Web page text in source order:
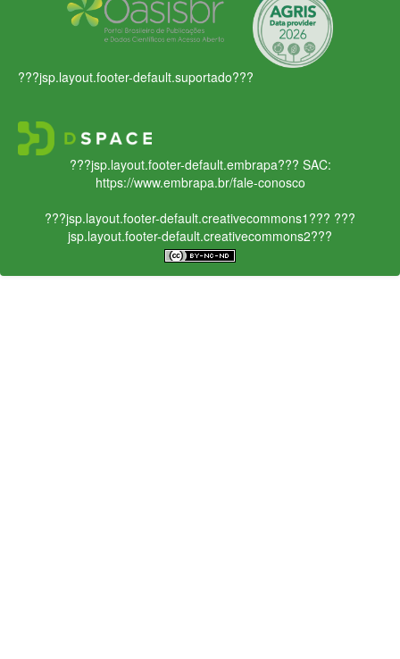
???jsp.layout.footer-default.suportado???
???jsp.layout.footer-default.embrapa??? SAC:
https://www.embrapa.br/fale-conosco
???jsp.layout.footer-default.creativecommons1??? ???
jsp.layout.footer-default.creativecommons2???